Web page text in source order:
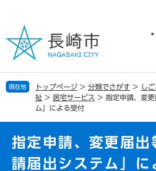
の
で
す
ー
ば
し
現在地 トップページ > 分類でさがす > し
祉 > 居宅サービス > 指定申請、変
ム」による受付
指定申請、変更届出
請届出システム」に